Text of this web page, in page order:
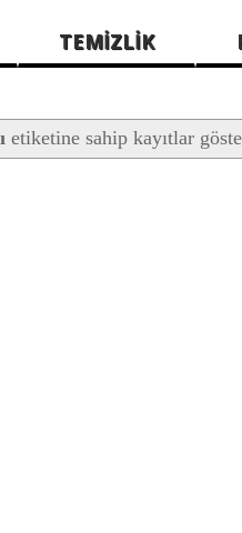
TEMİZLİK
etiketine sahip kayıtlar